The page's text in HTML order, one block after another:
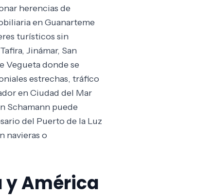
herencias de
en Guanarteme
turísticos sin
Jinámar, San
Vegueta donde se
estrechas, tráfico
en Ciudad del Mar
Schamann puede
del Puerto de la Luz
navieras o
y América